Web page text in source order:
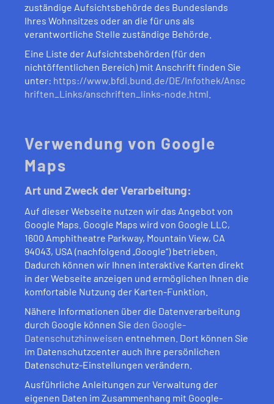
zuständige Aufsichtsbehörde des Bundeslands
Ihres Wohnsitzes oder an die für uns als
verantwortliche Stelle zuständige Behörde.
Eine Liste der Aufsichtsbehörden (für den
nichtöffentlichen Bereich) mit Anschrift finden Sie
unter: https://www.bfdi.bund.de/DE/Infothek/Ansc
hriften_Links/anschriften_links-node.html
Verwendung von Google
Maps
Art und Zweck der Verarbeitung:
Auf dieser Webseite nutzen wir das Angebot von
Google Maps. Google Maps wird von Google LLC,
1600 Amphitheatre Parkway, Mountain View, CA
94043, USA (nachfolgend „Google“) betrieben.
Dadurch können wir Ihnen interaktive Karten direkt
in der Webseite anzeigen und ermöglichen Ihnen die
komfortable Nutzung der Karten-Funktion.
Nähere Informationen über die Datenverarbeitung
durch Google können Sie den Google-
Datenschutzhinweisen entnehmen. Dort können Sie
im Datenschutzcenter auch Ihre persönlichen
Datenschutz-Einstellungen verändern.
Ausführliche Anleitungen zur Verwaltung der
eigenen Daten im Zusammenhang mit Google-